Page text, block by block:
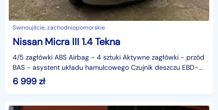
Świnoujście, zachodniopomorskie
Nissan Micra III 1.4 Tekna
4/5 zagłówki ABS Airbag - 4 sztuki Aktywne zagłówki - przód
BAS - asystent układu hamulcowego Czujnik deszczu EBD-
elektroniczny rozdział sił h
6 999 zł